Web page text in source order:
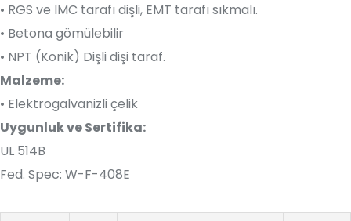
• RGS ve IMC tarafı dişli, EMT tarafı sıkmalı.
• Betona gömülebilir
• ​NPT (Konik) Dişli dişi taraf.
Malzeme:
• Elektrogalvanizli çelik
Uygunluk ve Sertifika:
UL 514B
Fed. Spec: W-F-408E